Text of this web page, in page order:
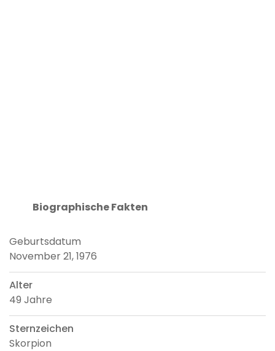
Biographische Fakten
Geburtsdatum
November 21, 1976
Alter
49 Jahre
Sternzeichen
Skorpion